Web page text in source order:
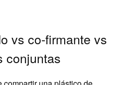
vs co-firmante vs
conjuntas